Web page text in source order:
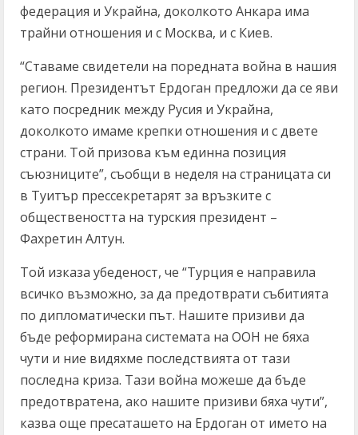
федерация и Украйна, доколкото Анкара има
трайни отношения и с Москва, и с Киев.
“Ставаме свидетели на поредната война в нашия
регион. Президентът Ердоган предложи да се яви
като посредник между Русия и Украйна,
доколкото имаме крепки отношения и с двете
страни. Той призова към единна позиция
съюзниците”, съобщи в неделя на страницата си
в Туитър прессекретарят за връзките с
обществеността на турския президент –
Фахретин Алтун.
Той изказа убеденост, че “Турция е направила
всичко възможно, за да предотврати събитията
по дипломатически път. Нашите призиви да
бъде реформирана системата на ООН не бяха
чути и ние видяхме последствията от тази
последна криза. Тази война можеше да бъде
предотвратена, ако нашите призиви бяха чути”,
казва още пресаташето на Ердоган от името на